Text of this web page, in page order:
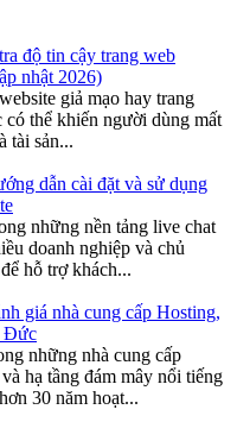
độ tin cậy trang web
nhật 2026)
giả mạo hay trang
có thể khiến người dùng mất
tài sản...
dẫn cài đặt và sử dụng
những nền tảng live chat
doanh nghiệp và chủ
hỗ trợ khách...
giá nhà cung cấp Hosting,
Đức
những nhà cung cấp
hạ tầng đám mây nổi tiếng
30 năm hoạt...